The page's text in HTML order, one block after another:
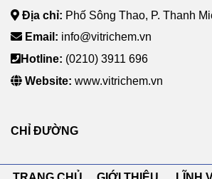
Địa chỉ: Phố Sông Thao, P. Thanh
Email: info@vitrichem.vn
Hotline: (0210) 3911 696
Website: www.vitrichem.vn
CHỈ ĐƯỜNG